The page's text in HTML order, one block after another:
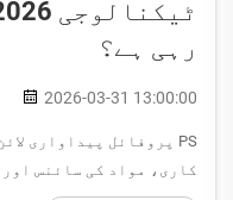
رہی ہے؟
2026-03-31 13:00:00
کاری، مواد کی سائنس